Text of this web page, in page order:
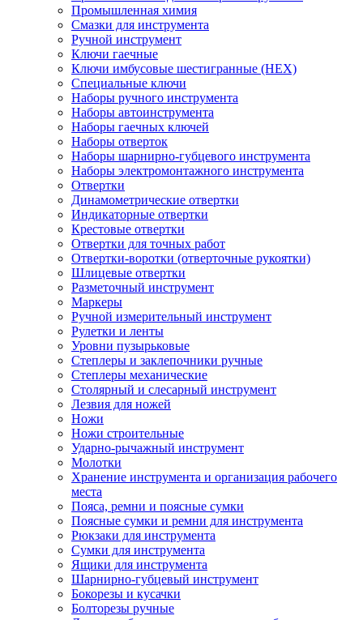
Промышленная химия
Смазки для инструмента
Ручной инструмент
Ключи гаечные
Ключи имбусовые шестигранные (HEX)
Специальные ключи
Наборы ручного инструмента
Наборы автоинструмента
Наборы гаечных ключей
Наборы отверток
Наборы шарнирно-губцевого инструмента
Наборы электромонтажного инструмента
Отвертки
Динамометрические отвертки
Индикаторные отвертки
Крестовые отвертки
Отвертки для точных работ
Отвертки-воротки (отверточные рукоятки)
Шлицевые отвертки
Разметочный инструмент
Маркеры
Ручной измерительный инструмент
Рулетки и ленты
Уровни пузырьковые
Степлеры и заклепочники ручные
Степлеры механические
Столярный и слесарный инструмент
Лезвия для ножей
Ножи
Ножи строительные
Ударно-рычажный инструмент
Молотки
Хранение инструмента и организация рабочего
места
Пояса, ремни и поясные сумки
Поясные сумки и ремни для инструмента
Рюкзаки для инструмента
Сумки для инструмента
Ящики для инструмента
Шарнирно-губцевый инструмент
Бокорезы и кусачки
Болторезы ручные